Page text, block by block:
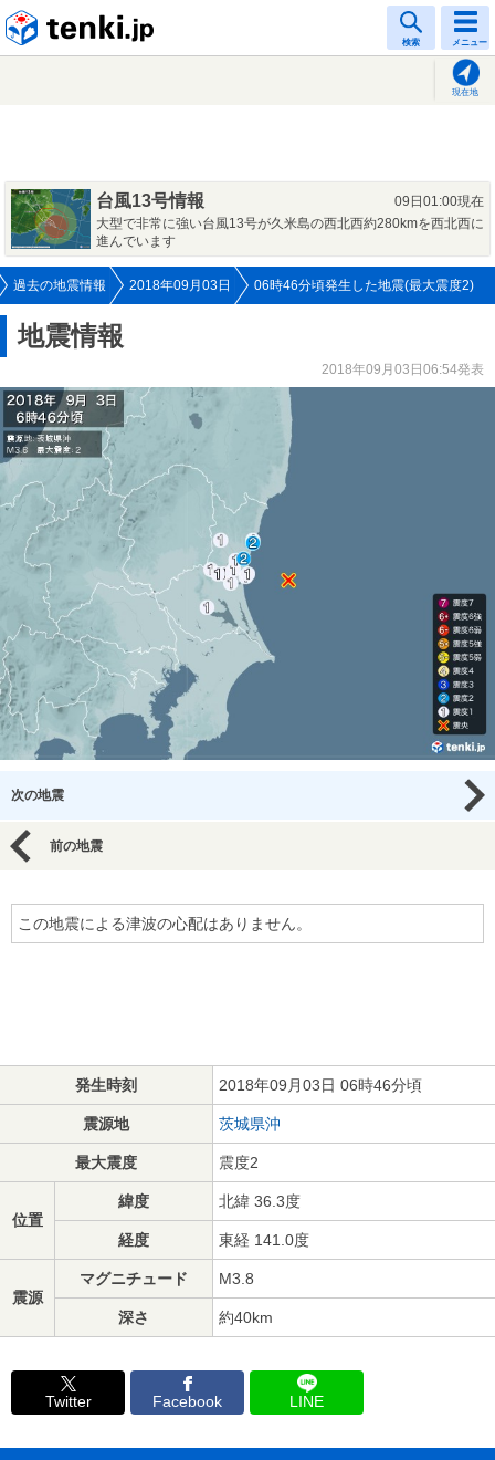
検索 メニュー
現在地
台風13号情報
09日01:00現在
大型で非常に強い台風13号が久米島の西北西約280kmを西北西に
進んでいます
過去の地震情報 2018年09月03日 06時46分頃発生した地震(最大震度2)
地震情報
2018年09月03日06:54発表
次の地震
前の地震
この地震による津波の心配はありません。
発生時刻 2018年09月03日 06時46分頃
震源地 茨城県沖
最大震度 震度2
位置
緯度 北緯 36.3度
経度 東経 141.0度
震源
マグニチュード M3.8
深さ 約40km
Twitter Facebook LINE